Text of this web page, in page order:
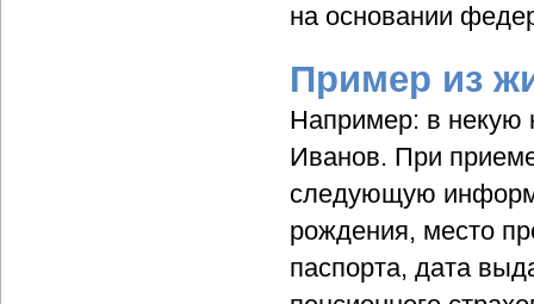
на основании
Пример из
Например: в некую
Иванов. При
следующую
рождения, место
паспорта, дата